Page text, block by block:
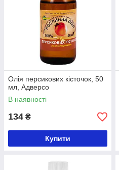
Олія персикових кісточок, 50
мл, Адверсо
В наявності
134 ₴
Купити